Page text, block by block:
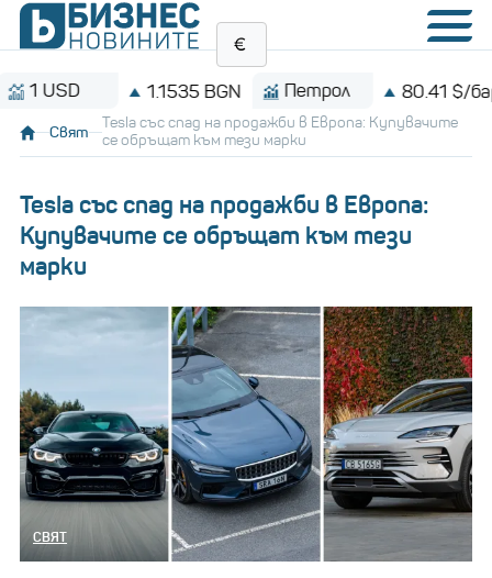
1.1535 BGN Петрол 80.41 $/барел
Свят
Tesla със спад на продажби в Европа: Купувачите
се обръщат към тези марки
Tesla със спад на продажби в Европа:
Купувачите се обръщат към тези
марки
СВЯТ